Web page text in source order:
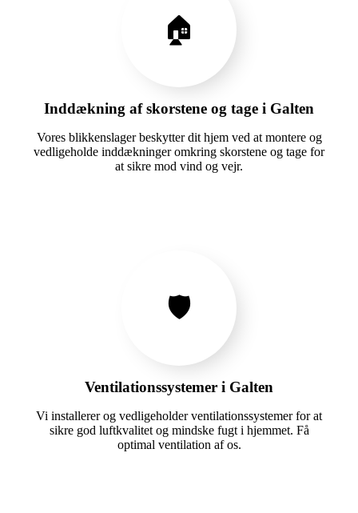
🏠
Inddækning af skorstene og tage i Galten
Vores blikkenslager beskytter dit hjem ved at montere og
vedligeholde inddækninger omkring skorstene og tage for
at sikre mod vind og vejr.
🛡️
Ventilationssystemer i Galten
Vi installerer og vedligeholder ventilationssystemer for at
sikre god luftkvalitet og mindske fugt i hjemmet. Få
optimal ventilation af os.